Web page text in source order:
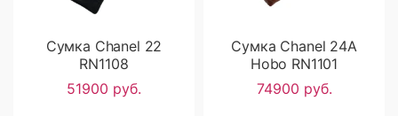
Сумка Chanel 22
RN1108
51900 руб.
Сумка Chanel 24A
Hobo RN1101
74900 руб.